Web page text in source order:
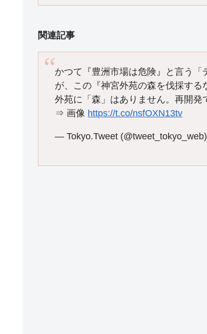
関連記事
かつて『豊洲市場は危険』と言う
が、この『神宮外苑の森を伐採す
外苑に「森」はありません。再開発
⇒ 画像 https://t.co/nsfOXN13tv
— Tokyo.Tweet